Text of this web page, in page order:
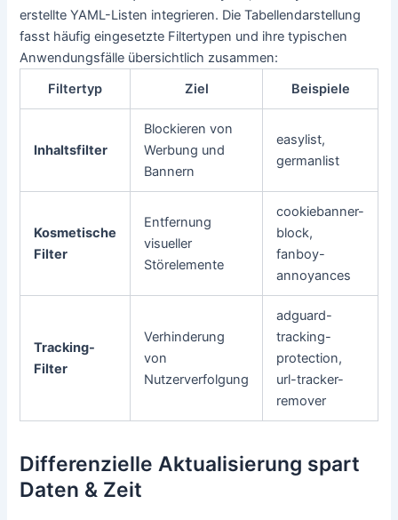
erstellte YAML-Listen integrieren. Die Tabellendarstellung
fasst häufig eingesetzte Filtertypen und ihre typischen
Anwendungsfälle übersichtlich zusammen:
Filtertyp
Ziel Beispiele
Inhaltsfilter
Blockieren von
Werbung und
Bannern
easylist,
germanlist
Kosmetische
Filter
Entfernung
visueller
Störelemente
cookiebanner-
block,
fanboy-
annoyances
Tracking-
Filter
Verhinderung
von
Nutzerverfolgung
adguard-
tracking-
protection,
url-tracker-
remover
Differenzielle Aktualisierung spart
Daten & Zeit